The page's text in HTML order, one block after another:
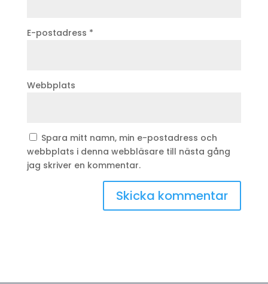
E-postadress *
Webbplats
Spara mitt namn, min e-postadress och
webbplats i denna webbläsare till nästa gång
jag skriver en kommentar.